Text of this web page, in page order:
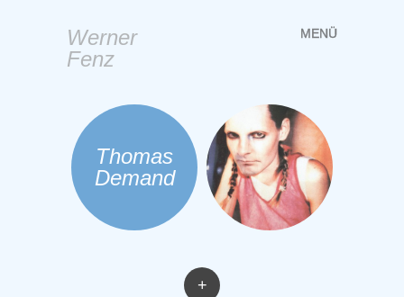
Werner
Fenz
MENÜ
Springe
zum
Thomas
Demand
+